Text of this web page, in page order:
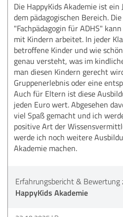
Die HappyKids Akademie ist
dem pädagogischen Bereich.
"Fachpädagogin für ADHS"
mit Kindern arbeitet. In jeder
betroffene Kinder und wie
genau versteht, was im
man diesen Kindern gerecht
Gruppenerlebnis oder eine
Auch für Eltern ist diese
jeden Euro wert. Abgesehen
viel Spaß gemacht und ich
positive Art der
werde ich noch weitere
Akademie machen.
Erfahrungsbericht & Bewertung
HappyKids Akademie